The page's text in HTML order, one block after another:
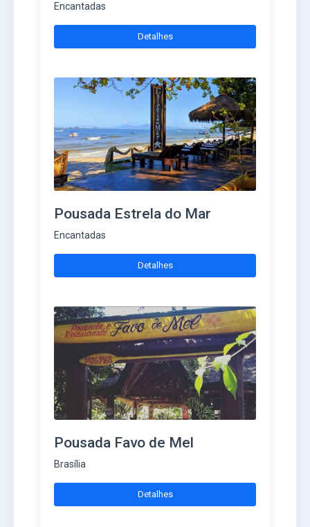
Encantadas
Detalhes
Pousada Estrela do Mar
Encantadas
Detalhes
Pousada Favo de Mel
Brasília
Detalhes